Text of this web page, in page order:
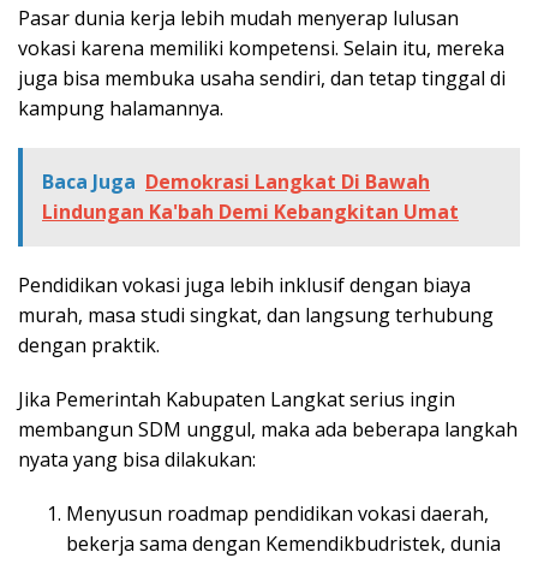
Pasar dunia kerja lebih mudah menyerap lulusan
vokasi karena memiliki kompetensi. Selain itu, mereka
juga bisa membuka usaha sendiri, dan tetap tinggal di
kampung halamannya.
Baca Juga Demokrasi Langkat Di Bawah
Lindungan Ka'bah Demi Kebangkitan Umat
Pendidikan vokasi juga lebih inklusif dengan biaya
murah, masa studi singkat, dan langsung terhubung
dengan praktik.
Jika Pemerintah Kabupaten Langkat serius ingin
membangun SDM unggul, maka ada beberapa langkah
nyata yang bisa dilakukan:
Menyusun roadmap pendidikan vokasi daerah,
bekerja sama dengan Kemendikbudristek, dunia